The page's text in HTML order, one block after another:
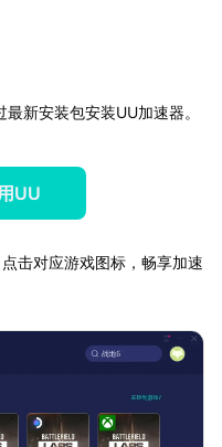
新安装包安装UU加速器。
UU
击对应游戏图标，畅享加速